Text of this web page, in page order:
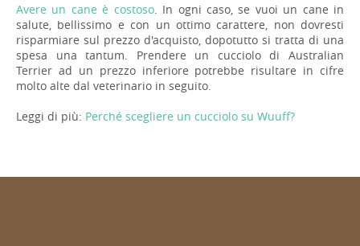
Avere un cane è costoso. In ogni caso, se vuoi un cane in
salute, bellissimo e con un ottimo carattere, non dovresti
risparmiare sul prezzo d'acquisto, dopotutto si tratta di una
spesa una tantum. Prendere un cucciolo di Australian
Terrier ad un prezzo inferiore potrebbe risultare in cifre
molto alte dal veterinario in seguito.
Leggi di più: Perché scegliere un cucciolo su Wuuff?